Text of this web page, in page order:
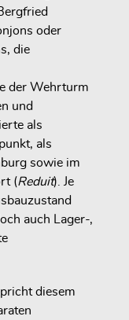
oder
die
der Wehrturm
und
als
als
sowie im
(Reduit). Je
auch Lager-,
diesem